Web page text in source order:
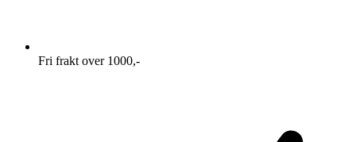
Fri frakt over 1000,-